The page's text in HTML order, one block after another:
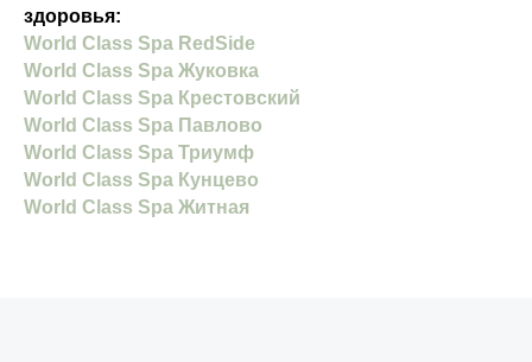
здоровья:
World Class Spa RedSide
World Class Spa Жуковка
World Class Spa Крестовский
World Class Spa Павлово
World Class Spa Триумф
World Class Spa Кунцево
World Class Spa Житная